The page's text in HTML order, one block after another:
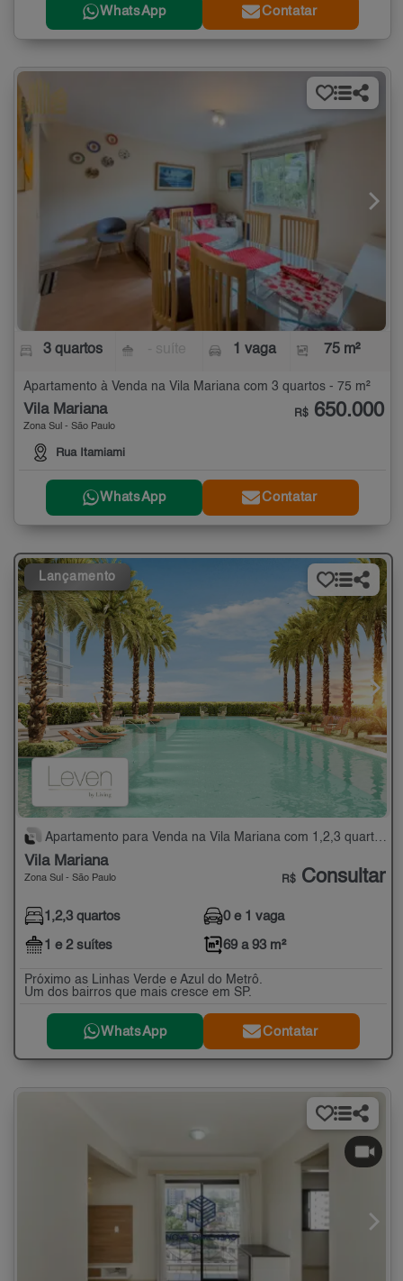
WhatsApp Contatar
3 quartos 1 vaga 75 m²
Apartamento à Venda na Vila Mariana com 3 quartos - 75 m²
Vila Mariana
Zona Sul - São Paulo
Rua Itamiami
R$ 650.000
WhatsApp Contatar
Lançamento
Apartamento para Venda na Vila Mariana com 1,2,3 quartos - 69 a 93 m²
Vila Mariana
Zona Sul - São Paulo R$ Consultar
1,2,3 quartos
1 e 2 suítes
0 e 1 vaga
69 a 93 m²
Próximo as Linhas Verde e Azul do Metrô.
Um dos bairros que mais cresce em SP.
WhatsApp Contatar